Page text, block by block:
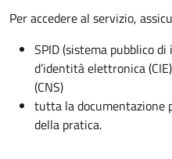
Per accedere al servizio,
SPID (sistema pubblico
d’identità elettronica
(CNS)
tutta la documentazione
della pratica.